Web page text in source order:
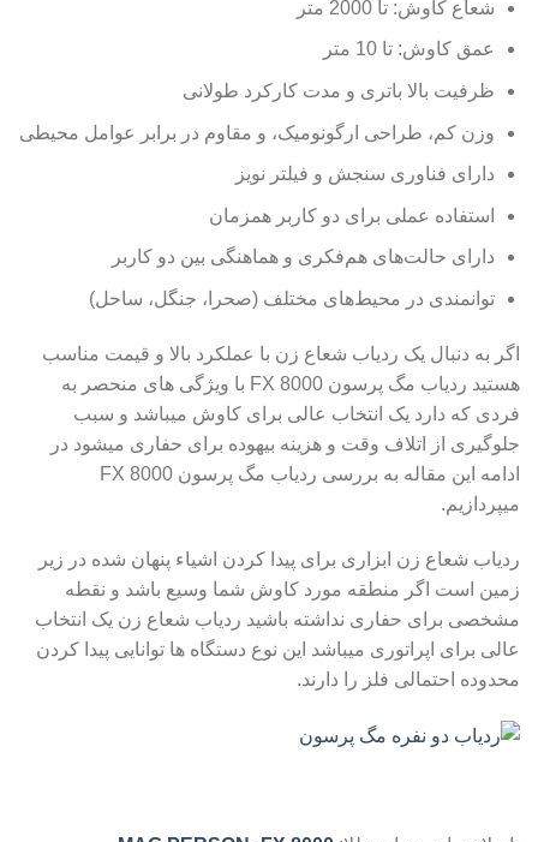
شعاع کاوش: تا 2000 متر
عمق کاوش: تا 10 متر
ظرفیت بالا باتری و مدت کارکرد طولانی
وزن کم، طراحی ارگونومیک، و مقاوم در برابر عوامل محیطی
دارای فناوری سنجش و فیلتر نویز
استفاده عملی برای دو کاربر همزمان
دارای حالت‌های هم‌فکری و هماهنگی بین دو کاربر
توانمندی در محیط‌های مختلف (صحرا، جنگل، ساحل)
اگر به دنبال یک ردیاب شعاع زن با عملکرد بالا و قیمت مناسب
هستید ردیاب مگ پرسون FX 8000 با ویژگی های منحصر به
فردی که دارد یک انتخاب عالی برای کاوش میباشد و سبب
جلوگیری از اتلاف وقت و هزینه بیهوده برای حفاری میشود در
ادامه این مقاله به بررسی ردیاب مگ پرسون FX 8000
میپردازیم.
ردیاب شعاع زن ابزاری برای پیدا کردن اشیاء پنهان شده در زیر
زمین است اگر منطقه مورد کاوش شما وسیع باشد و نقطه
مشخصی برای حفاری نداشته باشید ردیاب شعاع زن یک انتخاب
عالی برای اپراتوری میباشد این نوع دستگاه ها توانایی پیدا کردن
محدوده احتمالی فلز را دارند.